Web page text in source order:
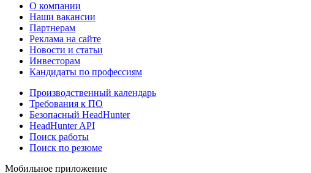
О компании
Наши вакансии
Партнерам
Реклама на сайте
Новости и статьи
Инвесторам
Кандидаты по профессиям
Производственный календарь
Требования к ПО
Безопасный HeadHunter
HeadHunter API
Поиск работы
Поиск по резюме
Мобильное приложение